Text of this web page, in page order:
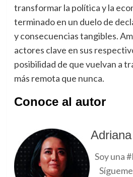
transformar la política y la
terminado en un duelo de
y consecuencias tangibles.
actores clave en sus
posibilidad de que vuelvan a
más remota que nunca.
Conoce al autor
Soy una